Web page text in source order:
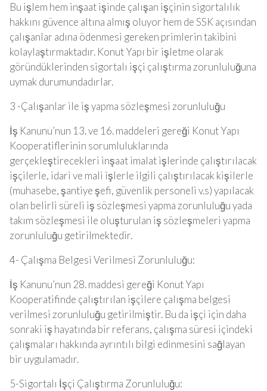
Bu işlem hem inşaat işinde çalışan işçinin sigortalılık
hakkını güvence altına almış oluyor hem de SSK açısından
çalışanlar adına ödenmesi gereken primlerin takibini
kolaylaştırmaktadır. Konut Yapı bir işletme olarak
göründüklerinden sigortalı işçi çalıştırma zorunluluğuna
uymak durumundadırlar.
3 -Çalışanlar ile iş yapma sözleşmesi zorunluluğu
İş Kanunu’nun 13. ve 16. maddeleri gereği Konut Yapı
Kooperatiflerinin sorumluluklarında
gerçekleştirecekleri inşaat imalat işlerinde çalıştırılacak
işçilerle, idari ve mali işlerle ilgili çalıştırılacak kişilerle
(muhasebe, şantiye şefi, güvenlik personeli v.s) yapılacak
olan belirli süreli iş sözleşmesi yapma zorunluluğu yada
takım sözleşmesi ile oluşturulan iş sözleşmeleri yapma
zorunluluğu getirilmektedir.
4- Çalışma Belgesi Verilmesi Zorunluluğu:
İş Kanunu’nun 28. maddesi gereği Konut Yapı
Kooperatifinde çalıştırılan işçilere çalışma belgesi
verilmesi zorunluluğu getirilmiştir. Bu da işçi için daha
sonraki iş hayatında bir referans, çalışma süresi içindeki
çalışmaları hakkında ayrıntılı bilgi edinmesini sağlayan
bir uygulamadır.
5-Sigortalı İşçi Çalıştırma Zorunluluğu: